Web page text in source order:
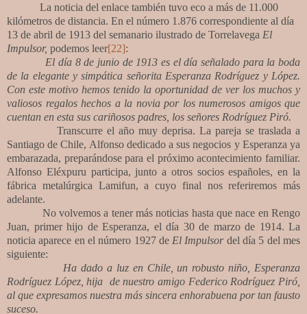
La noticia del enlace también tuvo eco a más de 11.000
kilómetros de distancia. En el número 1.876 correspondiente al día
13 de abril de 1913 del semanario ilustrado de Torrelavega El
Impulsor, podemos leer[22]:
El día 8 de junio de 1913 es el día señalado para la boda
de la elegante y simpática señorita Esperanza Rodríguez y López.
Con este motivo hemos tenido la oportunidad de ver los muchos y
valiosos regalos hechos a la novia por los numerosos amigos que
cuentan en esta sus cariñosos padres, los señores Rodríguez Piró.
Transcurre el año muy deprisa. La pareja se traslada a
Santiago de Chile, Alfonso dedicado a sus negocios y Esperanza ya
embarazada, preparándose para el próximo acontecimiento familiar.
Alfonso Eléxpuru participa, junto a otros socios españoles, en la
fábrica metalúrgica Lamifun, a cuyo final nos referiremos más
adelante.
No volvemos a tener más noticias hasta que nace en Rengo
Juan, primer hijo de Esperanza, el día 30 de marzo de 1914. La
noticia aparece en el número 1927 de El Impulsordel día 5 del mes
siguiente:
Ha dado a luz en Chile, un robusto niño, Esperanza
Rodríguez López, hija de nuestro amigo Federico Rodríguez Piró,
al que expresamos nuestra más sincera enhorabuena por tan fausto
suceso.